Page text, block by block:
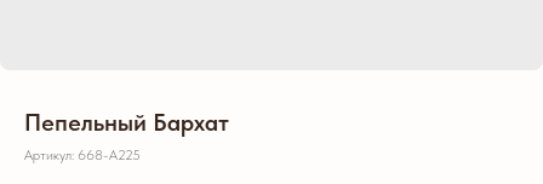
Пепельный Бархат
Артикул: 668-А225